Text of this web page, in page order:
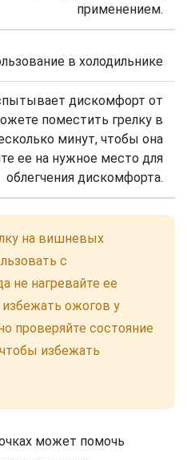
применением.
в холодильнике
дискомфорт от
поместить грелку в
минут, чтобы она
ее на нужное место для
облегчения дискомфорта.
на вишневых
с
не нагревайте ее
ожогов у
проверяйте состояние
избежать
может помочь